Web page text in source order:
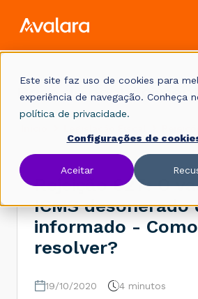
Este site faz uso de cookies para
experiência de navegação. Conheça
política de privacidade.
Configurações de
Aceitar
Base de
Rejeição 627: O
ICMS desonerado
informado - Como
resolver?
19/10/2020 4 minutos